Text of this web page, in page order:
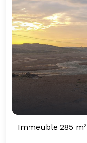
Immeuble 285 m²